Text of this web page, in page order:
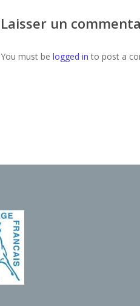
Laisser un
You must be logged in to post a